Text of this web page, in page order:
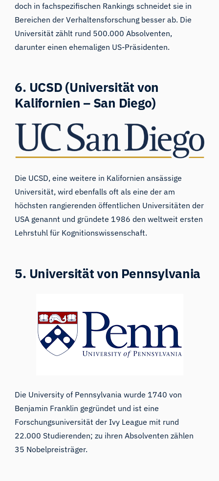
doch in fachspezifischen Rankings schneidet sie in
Bereichen der Verhaltensforschung besser ab. Die
Universität zählt rund 500.000 Absolventen,
darunter einen ehemaligen US-Präsidenten.
6. UCSD (Universität von
Kalifornien – San Diego)
Die UCSD, eine weitere in Kalifornien ansässige
Universität, wird ebenfalls oft als eine deram
höchsten rangierenden öffentlichen Universitäten der
USA genannt und gründete 1986 den weltweitersten
Lehrstuhl für Kognitionswissenschaft.
5. Universität von Pennsylvania
Die University of Pennsylvania wurde 1740 von
Benjamin Franklin gegründet und ist eine
Forschungsuniversität der Ivy League mit rund
22.000 Studierenden; zu ihren Absolventen zählen
35 Nobelpreisträger.